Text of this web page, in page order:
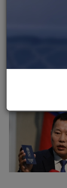
яамнаас
“Монгол